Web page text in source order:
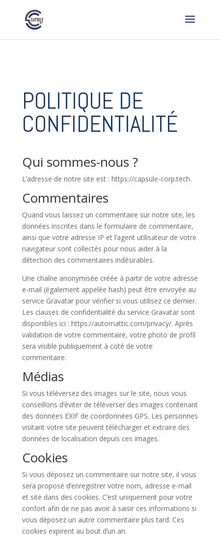
POLITIQUE DE
CONFIDENTIALITÉ
Qui sommes-nous ?
L’adresse de notre site est : https://capsule-corp.tech.
Commentaires
Quand vous laissez un commentaire sur notre site, les
données inscrites dans le formulaire de commentaire,
ainsi que votre adresse IP et l’agent utilisateur de votre
navigateur sont collectés pour nous aider à la
détection des commentaires indésirables.
Une chaîne anonymisée créée à partir de votre adresse
e-mail (également appelée hash) peut être envoyée au
service Gravatar pour vérifier si vous utilisez ce dernier.
Les clauses de confidentialité du service Gravatar sont
disponibles ici : https://automattic.com/privacy/. Après
validation de votre commentaire, votre photo de profil
sera visible publiquement à coté de votre
commentaire.
Médias
Si vous téléversez des images sur le site, nous vous
conseillons d’éviter de téléverser des images contenant
des données EXIF de coordonnées GPS. Les personnes
visitant votre site peuvent télécharger et extraire des
données de localisation depuis ces images.
Cookies
Si vous déposez un commentaire sur notre site, il vous
sera proposé d’enregistrer votre nom, adresse e-mail
et site dans des cookies. C’est uniquement pour votre
confort afin de ne pas avoir à saisir ces informations si
vous déposez un autre commentaire plus tard. Ces
cookies expirent au bout d’un an.